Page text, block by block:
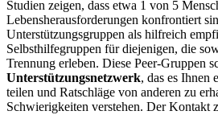
Studien zeigen, dass etwa 1 von 5
Lebensherausforderungen konfrontiert
Unterstützungsgruppen als hilfreich
Selbsthilfegruppen für diejenigen, die
Trennung erleben. Diese Peer-Gruppen
Unterstützungsnetzwerk, das es Ihnen
teilen und Ratschläge von anderen zu
Schwierigkeiten verstehen. Der Kontakt